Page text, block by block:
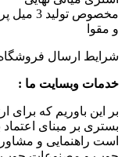
مخصوص
و مقوا
شرایط ارسال
خدمات وبسایت ما :
بر این باوریم که برای
بستری بر مبنای
است راهنمایی و